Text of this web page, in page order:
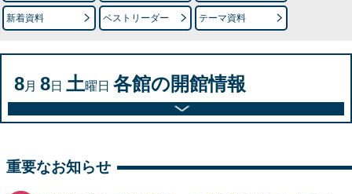
新着資料 ベストリーダー テーマ資料
8月 8日 土曜日 各館の開館情報
重要なお知らせ